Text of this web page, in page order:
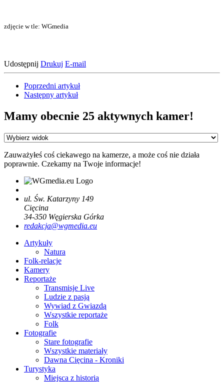
zdjęcie w tle: WGmedia
Udostępnij Drukuj E-mail
Poprzedni artykuł
Następny artykuł
Mamy obecnie 25 aktywnych kamer!
Zauważyłeś coś ciekawego na kamerze, a może coś nie działa
poprawnie. Czekamy na Twoje informacje!
ul. Św. Katarzyny 149
Cięcina
34-350 Węgierska Górka
redakcja@wgmedia.eu
Artykuły
Natura
Folk-relacje
Kamery
Reportaże
Transmisje Live
Ludzie z pasją
Wywiad z Gwiazdą
Wszystkie reportaże
Folk
Fotografie
Stare fotografie
Wszystkie materiały
Dawna Cięcina - Kroniki
Turystyka
Miejsca z historią